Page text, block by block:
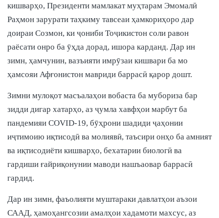
кишварҳо, Президенти мамлакат муҳтарам Эмомалӣ
Раҳмон зарурати таҳкиму тавсеаи ҳамкориҳоро дар
доираи Созмон, ки ҷониби Тоҷикистон соли равон
раёсати онро ба ӯҳда дорад, ишора карданд. Дар ин
зимн, ҳамчунин, вазъияти имрӯзаи кишвари ба мо
ҳамсояи Афғонистон мавриди баррасӣ қарор дошт.
Зимни мулоқот масъалаҳои вобаста ба мубориза бар
зидди дигар хатарҳо, аз ҷумла хавфҳои марбут ба
пандемияи COVID-19, бӯҳрони шадиди ҷаҳонии
иҷтимоию иқтисодӣ ва молиявӣ, таъсири онҳо ба амният
ва иқтисодиёти кишварҳо, бехатарии биологӣ ва
гардиши ғайриқонунии маводи нашъаовар баррасӣ
гардид.
Дар ин зимн, фаъолияти муштараки давлатҳои аъзои
СААД, ҳамоҳангсозии амалҳои хадамоти махсус, аз